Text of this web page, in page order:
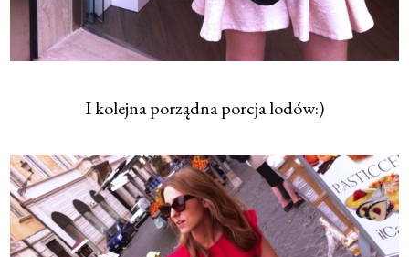
I kolejna porządna porcja lodów:)